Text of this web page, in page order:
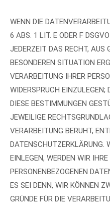
WENN DIE
6 ABS. 1 LIT. E ODER F
JEDERZEIT DAS RECHT, AUS
BESONDEREN SITUATION
VERARBEITUNG IHRER
WIDERSPRUCH
DIESE BESTIMMUNGEN
JEWEILIGE
VERARBEITUNG BERUHT,
DATENSCHUTZERKLÄRUNG.
EINLEGEN, WERDEN WIR
PERSONENBEZOGENEN
ES SEI DENN, WIR KÖNNEN
GRÜNDE FÜR DIE